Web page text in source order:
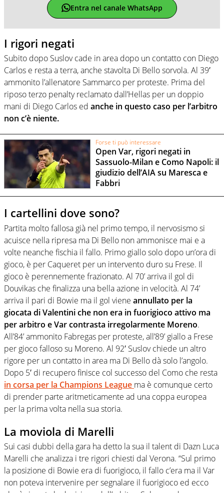
Entra nel canale WhatsApp
I rigori negati
Subito dopo Suslov cade in area dopo un contatto con Diego
Carlos e resta a terra, anche stavolta Di Bello sorvola. Al 39′
ammonito l’allenatore Sammarco per proteste. Prima del
riposo terzo penalty reclamato dall’Hellas per un doppio
mani di Diego Carlos ed anche in questo caso per l’arbitro
non c’è niente.
Forse ti può interessare
Open Var, rigori negati in
Sassuolo-Milan e Como Napoli: il
giudizio dell’AIA su Maresca e
Fabbri
I cartellini dove sono?
Partita molto fallosa già nel primo tempo, il nervosismo si
acuisce nella ripresa ma Di Bello non ammonisce mai e a
volte neanche fischia il fallo. Primo giallo solo dopo un’ora di
gioco, è per Caqueret per un intervento duro su Frese. Il
gioco è perennemente frazionato. Al 70’ arriva il gol di
Douvikas che finalizza una bella azione in velocità. Al 74’
arriva il pari di Bowie ma il gol viene annullato per la
giocata di Valentini che non era in fuorigioco attivo ma
per arbitro e Var contrasta irregolarmente Moreno.
All’84’ ammonito Fabregas per proteste, all’89’ giallo a Frese
per gioco falloso su Moreno. Al 92′ Suslov chiede un altro
rigore per un contatto in area ma Di Bello dà solo l’angolo.
Dopo 5′ di recupero finisce col successo del Como che resta
in corsa per la Champions League ma è comunque certo
di prender parte aritmeticamente ad una coppa europea
per la prima volta nella sua storia.
La moviola di Marelli
Sui casi dubbi della gara ha detto la sua il talent di Dazn Luca
Marelli che analizza i tre rigori chiesti dal Verona. “Sul primo
la posizione di Bowie era di fuorigioco, il fallo c’era ma il Var
non poteva intervenire per segnalare il fuorigioco ed ecco